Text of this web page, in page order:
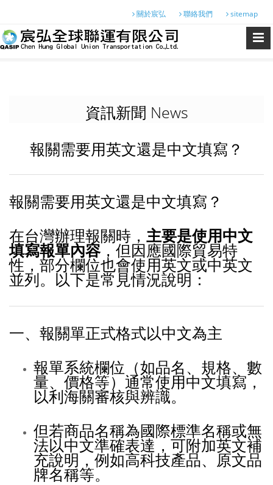
關於宸弘 聯絡我們 sitemap
資訊新聞 News
報關需要用英文還是中文填寫？
報關需要用英文還是中文填寫？
在台灣辦理報關時， 主要是使用中文
填寫報單內容，但因應國際貿易特
性，部分欄位也會使用英文或中英文
並列。以下是常見情況說明：
一、報關單正式格式以中文為主
報單系統欄位（如品名、規格、數
量、價格等）通常使用中文填寫，
以利海關審核與辨識。
但若商品名稱為國際標準名稱或無
法以中文準確表達，可附加英文補
充說明，例如高科技產品、原文品
牌名稱等。